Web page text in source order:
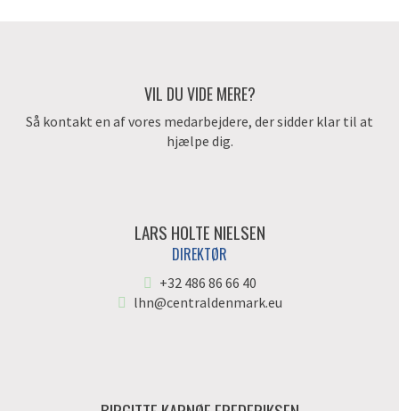
VIL DU VIDE MERE?
Så kontakt en af vores medarbejdere, der sidder klar til at
hjælpe dig.
LARS HOLTE NIELSEN
DIREKTØR
+32 486 86 66 40
lhn@centraldenmark.eu